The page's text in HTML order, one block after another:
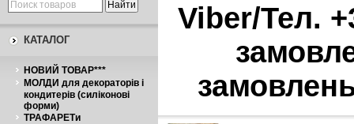
КАТАЛОГ
НОВИЙ ТОВАР***
МОЛДИ для декораторів і
кондитерів (силіконові
форми)
ТРАФАРЕТи
Viber/Тел.